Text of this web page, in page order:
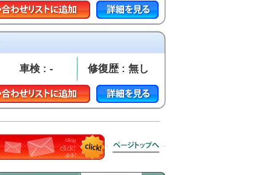
車検 : - 修復歴 : 無し